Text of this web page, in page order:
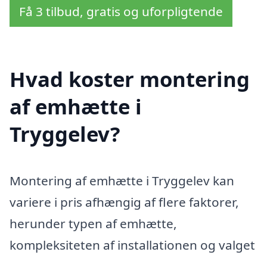
Få 3 tilbud, gratis og uforpligtende
Hvad koster montering
af emhætte i
Tryggelev?
Montering af emhætte i Tryggelev kan
variere i pris afhængig af flere faktorer,
herunder typen af emhætte,
kompleksiteten af installationen og valget